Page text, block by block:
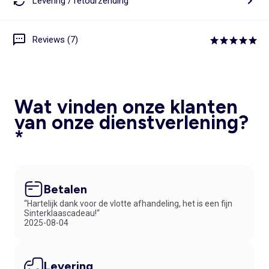
Reviews (7)
Wat vinden onze klanten
van onze dienstverlening?
*
Betalen
“Hartelijk dank voor de vlotte afhandeling, het is een fijn
Sinterklaascadeau!“
2025-08-04
Levering